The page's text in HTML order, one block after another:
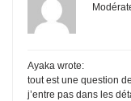
Ayaka wrote:
tout est une question
j’entre pas dans les